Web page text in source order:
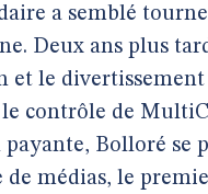
a semblé
Deux ans plus
et le
contrôle de
Bolloré se
médias, le